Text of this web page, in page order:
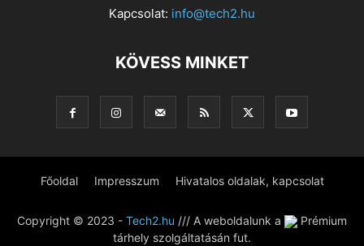
Kapcsolat: info@tech2.hu
KÖVESS MINKET
Főoldal Impresszum Hivatalos oldalak, kapcsolat
Copyright © 2023 - Tech2.hu /// A weboldalunk a
Prémium
tárhely szolgáltatásán fut.